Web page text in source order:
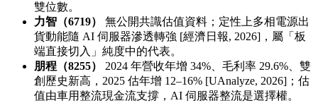
雙位數。
力智（6719）
無公開共識估值資料；定性上多相電源出
貨動能隨 AI 伺服器滲透轉強 [經濟日報, 2026]，屬「板
端直接切入」純度中的代表。
朋程（8255）
2024 年營收年增 34%、毛利率 29.6%、雙
創歷史新高，2025 估年增 12–16% [UAnalyze, 2026]；估
值由車用整流現金流支撐，AI 伺服器整流是選擇權。